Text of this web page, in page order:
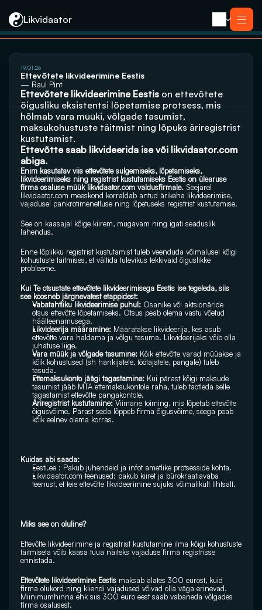
Likvidaator
Teenused
Likvideerimine koos müügiga
Likvideerimine
Saneerimine
Pankrotimenetlus
E-residendi ettevõtte sulgemine
Kontakt
19.01.26
Ettevõtete likvideerimine Eestis
— Raul Pint
Ettevõtete likvideerimine Eestis on ettevõtete
õigusliku eksistentsi lõpetamise protsess, mis
hõlmab vara müüki, võlgade tasumist,
maksukohustuste täitmist ning lõpuks äriregistrist
kustutamist.
Ettevõtte saab likvideerida ise või likvidaator.com
abiga.
Enim kasutatav viis ettevõtete sulgemiseks, lõpetamiseks,
likvideerimiseks ning registrist kustutamiseks Eestis on ülearuse
firma osaluse müük likvidaator.com valdusfirmale.
likvidaator.com meeskond korraldab antud ärikeha likvideerimise,
vajadusel pankrotimenetluse ning lõpetuseks registrist kustutamise.
See on kaasajal kõige kiirem, mugavam ning igati seaduslik
lahendus.
Enne lõplikku registrist kustutamist tuleb veenduda võimalusel kõigi
kohustuste täitmises, et vältida tulevikus tekkivaid õiguslikke
probleeme.
Kui Te otsustate ettevõtete likvideerimisega Eestis ise tegeleda, siis
see koosneb järgnevatest etappidest:
Vabatahtliku likvideerimise puhul: Osanike või aktsionäride
otsus ettevõtte lõpetamiseks. Otsus peab olema vastu võetud
häälteenamusega.
Likvideerija määramine: Määratakse likvideerija, kes asub
ettevõtte vara haldama ja võlgu tasuma. Likvideerijaks võib olla
juhatuse liige.
Vara müük ja võlgade tasumine: Kõik ettevõtte varad müüakse ja
kõik kohustused (sh hankijatele, töötajatele, pangale) tuleb
tasuda.
Ettemaksukonto jäägi tagastamine: Kui pärast kõigi maksude
tasumist jääb MTA ettemaksukontole raha, tuleb taotleda selle
tagastamist ettevõtte pangakontole.
Äriregistrist kustutamine: Viimane toiming, mis lõpetab ettevõtte
õigusvõime. Pärast seda lõppeb firma õigusvõime, seega peab
kõik eelnev olema korras.
Kuidas abi saada:
Eesti.ee : Pakub juhendeid ja infot ametlike protsesside kohta.
Likvidaator.com teenused: pakub kiiret ja bürokraatiavaba
teenust, et teie ettevõtte likvideerimine sujuks võimalikult lihtsalt.
Miks see on oluline?
Ettevõtte likvideerimine ja registrist kustutamine ilma kõigi kohustuste
täitmiseta võib kaasa tuua näiteks vajaduse firma registrisse
ennistada.
Ettevõtete likvideerimine Eestis maksab alates 300 eurost, kuid
firma olukord ning kliendi vajadused võivad olla väga erinevad.
Miinimumhinna ehk siis 300 euro eest saab vabaneda võlgades
firma osalusest.